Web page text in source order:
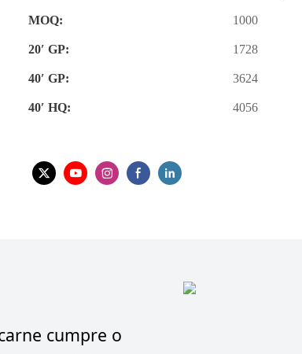
MOQ:
1000
20′ GP:
1728
40′ GP:
3624
40′ HQ:
4056
cumpre o